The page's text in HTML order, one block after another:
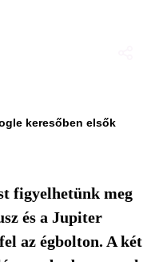
keresőben elsők
figyelhetünk meg
és a Jupiter
az égbolton. A két